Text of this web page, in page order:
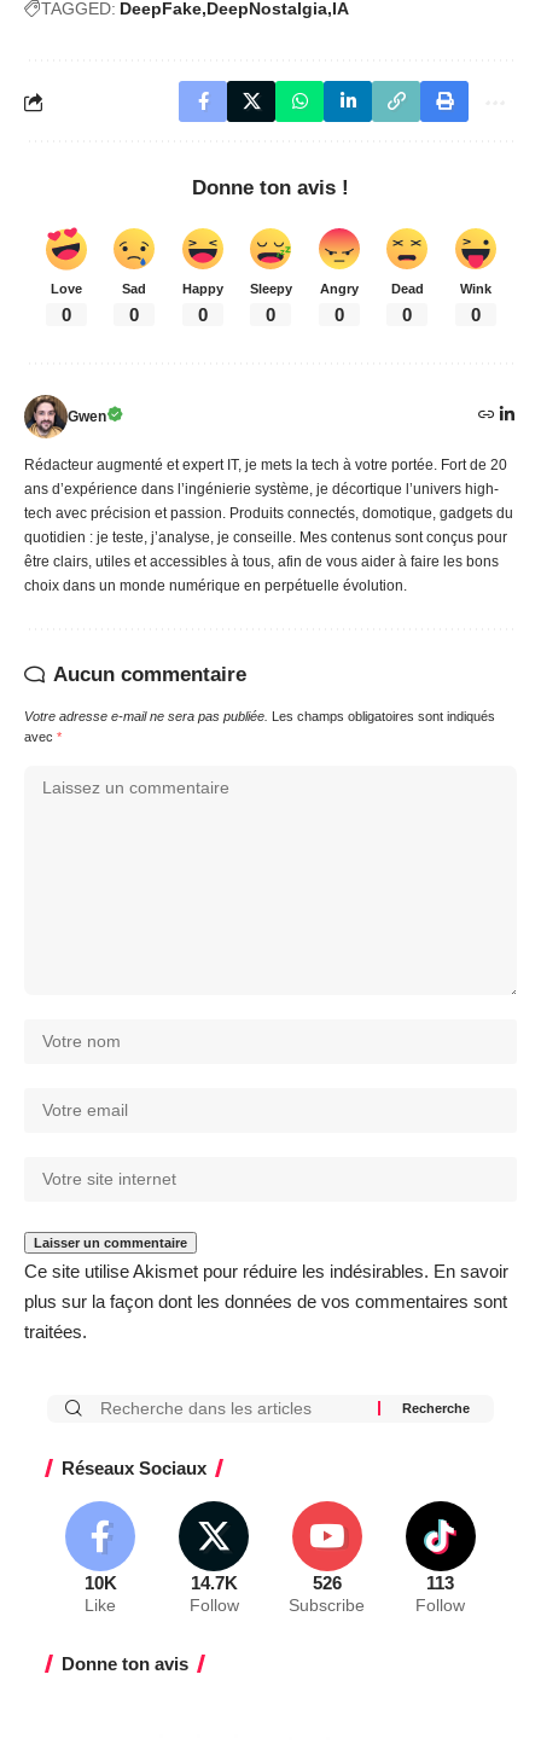
TAGGED: DeepFake DeepNostalgia IA
Donne ton avis !
Love
0
Sad
0
Happy
0
Sleepy
0
Angry
0
Dead
0
Wink
0
Gwen
Rédacteur augmenté et expert IT, je mets la tech à votre portée. Fort de 20
ans d’expérience dans l’ingénierie système, je décortique l’univers high-
tech avec précision et passion. Produits connectés, domotique, gadgets du
quotidien : je teste, j’analyse, je conseille. Mes contenus sont conçus pour
être clairs, utiles et accessibles à tous, afin de vous aider à faire les bons
choix dans un monde numérique en perpétuelle évolution.
Aucun commentaire
Votre adresse e-mail ne sera pas publiée. Les champs obligatoires sont indiqués
avec *
Ce site utilise Akismet pour réduire les indésirables. En savoir
plus sur la façon dont les données de vos commentaires sont
traitées.
Réseaux Sociaux
10K
Like
14.7K
Follow
526
Subscribe
113
Follow
Donne ton avis